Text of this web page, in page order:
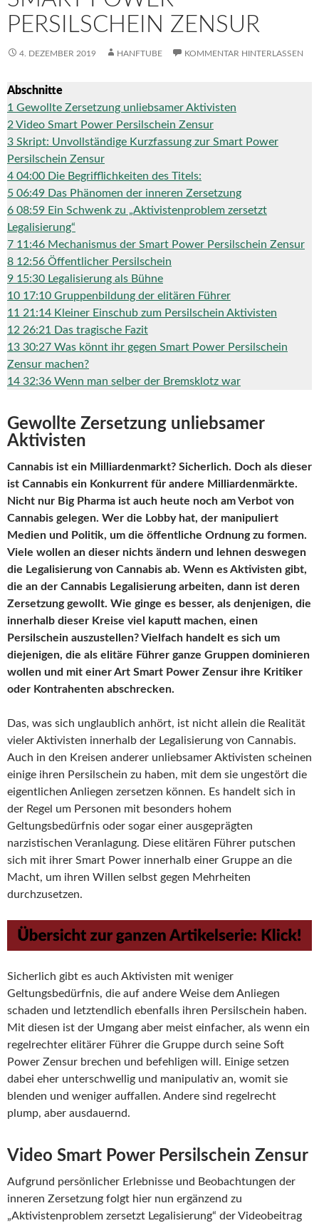
PERSILSCHEIN ZENSUR
4. DEZEMBER 2019 HANFTUBE KOMMENTAR HINTERLASSEN
Abschnitte
1 Gewollte Zersetzung unliebsamer Aktivisten
2Video Smart Power Persilschein Zensur
3 Skript: Unvollständige Kurzfassung zur Smart Power
Persilschein Zensur
4 04:00 Die Begrifflichkeiten des Titels:
5 06:49 Das Phänomen der inneren Zersetzung
6 08:59 Ein Schwenk zu „Aktivistenproblem zersetzt
Legalisierung“
7 11:46 Mechanismus der Smart Power Persilschein Zensur
8 12:56 Öffentlicher Persilschein
9 15:30 Legalisierung als Bühne
10 17:10 Gruppenbildung der elitären Führer
11 21:14 Kleiner Einschub zum Persilschein Aktivisten
12 26:21 Das tragische Fazit
13 30:27 Was könnt ihr gegen Smart Power Persilschein
Zensur machen?
14 32:36 Wenn man selber der Bremsklotz war
Gewollte Zersetzung unliebsamer
Aktivisten
Cannabis ist ein Milliardenmarkt? Sicherlich. Doch als dieser
ist Cannabis ein Konkurrent für andere Milliardenmärkte.
Nicht nur Big Pharma ist auch heute noch am Verbot von
Cannabis gelegen. Wer die Lobby hat, der manipuliert
Medien und Politik, um die öffentliche Ordnung zu formen.
Viele wollen an dieser nichts ändern und lehnen deswegen
die Legalisierung von Cannabis ab. Wenn es Aktivisten gibt,
die an der Cannabis Legalisierung arbeiten, dann ist deren
Zersetzung gewollt. Wie ginge es besser, als denjenigen, die
innerhalb dieser Kreise viel kaputt machen, einen
Persilschein auszustellen? Vielfach handelt es sich um
diejenigen, die als elitäre Führer ganze Gruppen dominieren
wollen und mit einer Art Smart Power Zensur ihre Kritiker
oder Kontrahenten abschrecken.
Das, was sich unglaublich anhört, ist nicht allein die Realität
vieler Aktivisten innerhalb der Legalisierung von Cannabis.
Auch in den Kreisen anderer unliebsamer Aktivisten scheinen
einige ihren Persilschein zu haben, mit dem sie ungestört die
eigentlichen Anliegen zersetzen können. Es handelt sich in
der Regel um Personen mit besonders hohem
Geltungsbedürfnis oder sogar einer ausgeprägten
narzistischen Veranlagung. Diese elitären Führer putschen
sich mit ihrer Smart Power innerhalb einer Gruppe an die
Macht, um ihren Willen selbst gegen Mehrheiten
durchzusetzen.
Sicherlich gibt es auch Aktivisten mit weniger
Geltungsbedürfnis, die auf andere Weise dem Anliegen
schaden und letztendlich ebenfalls ihren Persilschein haben.
Mit diesen ist der Umgang aber meist einfacher, als wenn ein
regelrechter elitärer Führer die Gruppe durch seine Soft
Power Zensur brechen und befehligen will. Einige setzen
dabei eher unterschwellig und manipulativ an, womit sie
blenden und weniger auffallen. Andere sind regelrecht
plump, aber ausdauernd.
Video Smart Power Persilschein Zensur
Aufgrund persönlicher Erlebnisse und Beobachtungen der
inneren Zersetzung folgt hier nun ergänzend zu
„Aktivistenproblem zersetzt Legalisierung“ der Videobeitrag